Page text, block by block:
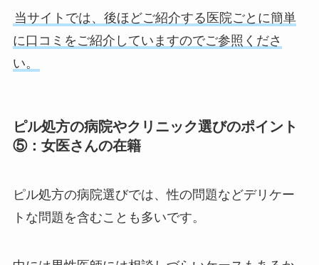
当サイトでは、後ほどご紹介する医院ごとに簡単
に口コミをご紹介していますのでご参照くださ
い。
ピル処方の病院やクリニック選びのポイント
⑤：女医さんの在籍
ピル処方の病院選びでは、性の問題などデリケー
トな問題を含むことも多いです。